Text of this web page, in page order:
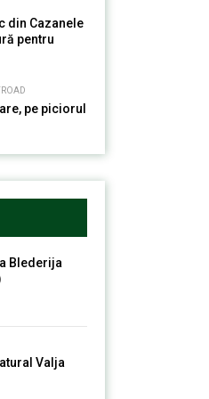
din Cazanele
pentru
pe piciorul
Blederija
Valja